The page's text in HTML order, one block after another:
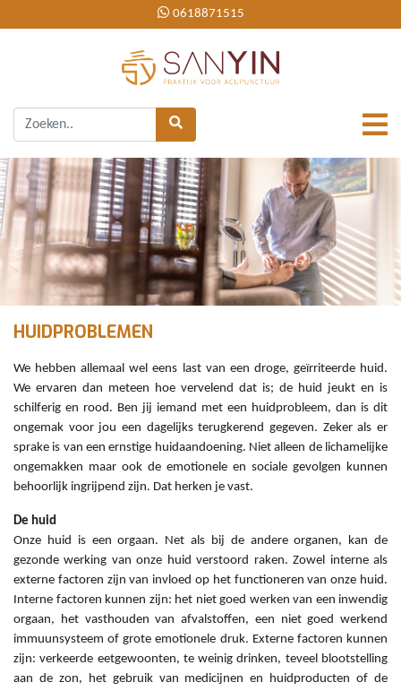
0618871515
HUIDPROBLEMEN
We hebben allemaal wel eens last van een droge, geïrriteerde huid.
We ervaren dan meteen hoe vervelend dat is; de huid jeukt en is
schilferig en rood. Ben jij iemand met een huidprobleem, dan is dit
ongemak voor jou een dagelijks terugkerend gegeven. Zeker als er
sprake is van een ernstige huidaandoening. Niet alleen de lichamelijke
ongemakken maar ook de emotionele en sociale gevolgen kunnen
behoorlijk ingrijpend zijn. Dat herken je vast.
De huid
Onze huid is een orgaan. Net als bij de andere organen, kan de
gezonde werking van onze huid verstoord raken. Zowel interne als
externe factoren zijn van invloed op het functioneren van onze huid.
Interne factoren kunnen zijn: het niet goed werken van een inwendig
orgaan, het vasthouden van afvalstoffen, een niet goed werkend
immuunsysteem of grote emotionele druk. Externe factoren kunnen
zijn: verkeerde eetgewoonten, te weinig drinken, teveel blootstelling
aan de zon, het gebruik van medicijnen en huidproducten of de